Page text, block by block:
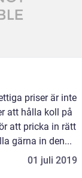
priser är inte
att hålla koll på
att pricka in rätt
gärna in den...
01 juli 2019